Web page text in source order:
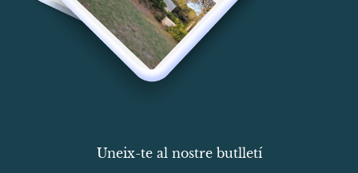
Uneix-te al nostre butlletí